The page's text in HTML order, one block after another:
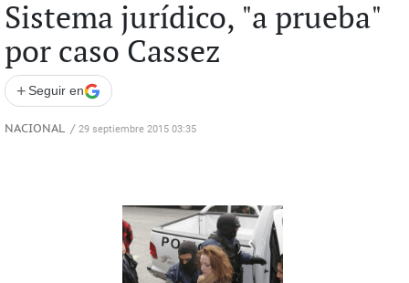
Sistema jurídico, "a prueba"
por caso Cassez
+ Seguir en
NACIONAL / 29 septiembre 2015 03:35